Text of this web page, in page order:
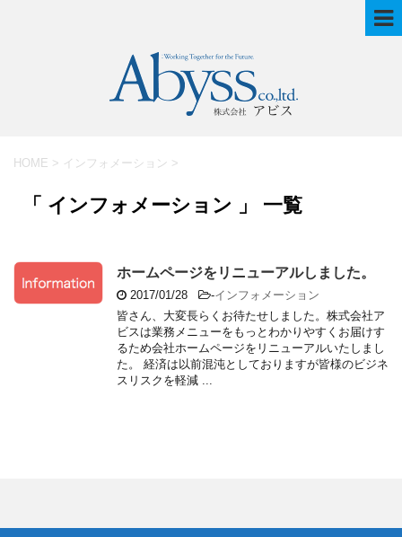
HOME > インフォメーション >
「 インフォメーション 」 一覧
ホームページをリニューアルしました。
2017/01/28 -インフォメーション
皆さん、大変長らくお待たせしました。株式会社ア
ビスは業務メニューをもっとわかりやすくお届けす
るため会社ホームページをリニューアルいたしまし
た。 経済は以前混沌としておりますが皆様のビジネ
スリスクを軽減 ...